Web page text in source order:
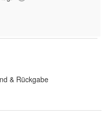
& Rückgabe